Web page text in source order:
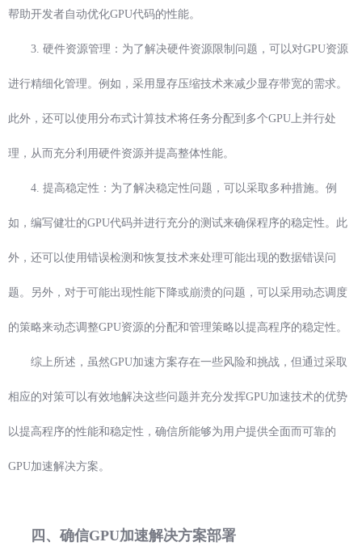
帮助开发者自动优化GPU代码的性能。
3. 硬件资源管理：为了解决硬件资源限制问题，可以对GPU资源
进行精细化管理。例如，采用显存压缩技术来减少显存带宽的需求。
此外，还可以使用分布式计算技术将任务分配到多个GPU上并行处
理，从而充分利用硬件资源并提高整体性能。
4. 提高稳定性：为了解决稳定性问题，可以采取多种措施。例
如，编写健壮的GPU代码并进行充分的测试来确保程序的稳定性。此
外，还可以使用错误检测和恢复技术来处理可能出现的数据错误问
题。另外，对于可能出现性能下降或崩溃的问题，可以采用动态调度
的策略来动态调整GPU资源的分配和管理策略以提高程序的稳定性。
综上所述，虽然GPU加速方案存在一些风险和挑战，但通过采取
相应的对策可以有效地解决这些问题并充分发挥GPU加速技术的优势
以提高程序的性能和稳定性，确信所能够为用户提供全面而可靠的
GPU加速解决方案。
四、确信GPU加速解决方案部署